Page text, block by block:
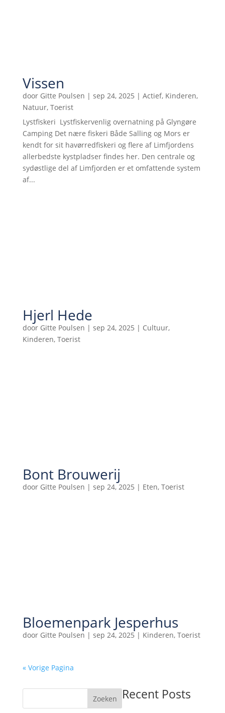
Vissen
door Gitte Poulsen | sep 24, 2025 | Actief, Kinderen,
Natuur, Toerist
Lystfiskeri Lystfiskervenlig overnatning på Glyngøre
Camping Det nære fiskeri Både Salling og Mors er
kendt for sit havørredfiskeri og flere af Limfjordens
allerbedste kystpladser findes her. Den centrale og
sydøstlige del af Limfjorden er et omfattende system
af...
Hjerl Hede
door Gitte Poulsen | sep 24, 2025 | Cultuur,
Kinderen, Toerist
Bont Brouwerij
door Gitte Poulsen | sep 24, 2025 | Eten, Toerist
Bloemenpark Jesperhus
door Gitte Poulsen | sep 24, 2025 | Kinderen, Toerist
« Vorige Pagina
Zoeken
Recent Posts